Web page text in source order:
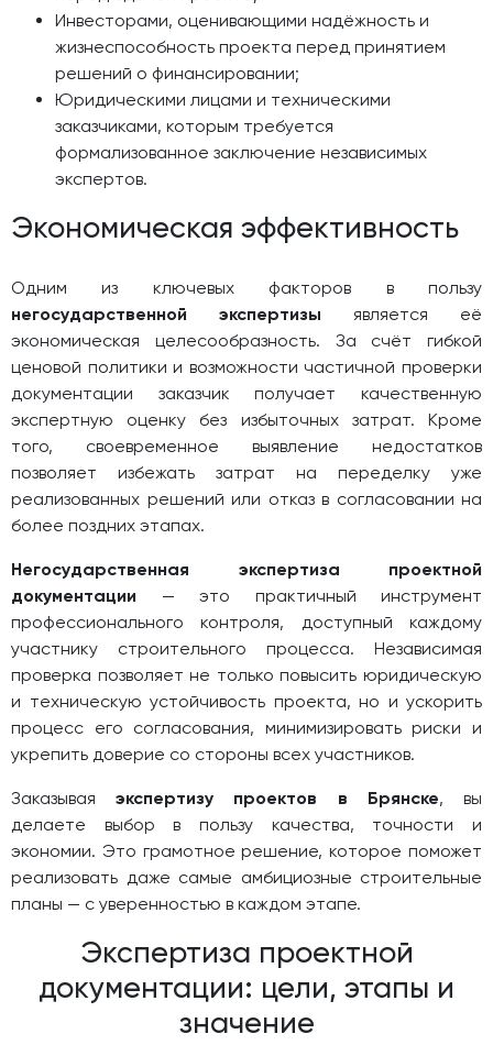
Инвесторами, оценивающими надёжность и
жизнеспособность проекта перед принятием
решений о финансировании;
Юридическими лицами и техническими
заказчиками, которым требуется
формализованное заключение независимых
экспертов.
Экономическая эффективность
Одним из ключевых факторов в пользу
негосударственной экспертизы является её
экономическая целесообразность. За счёт гибкой
ценовой политики и возможности частичной проверки
документации заказчик получает качественную
экспертную оценку без избыточных затрат. Кроме
того, своевременное выявление недостатков
позволяет избежать затрат на переделку уже
реализованных решений или отказ в согласовании на
более поздних этапах.
Негосударственная экспертиза проектной
документации — это практичный инструмент
профессионального контроля, доступный каждому
участнику строительного процесса. Независимая
проверка позволяет не только повысить юридическую
и техническую устойчивость проекта, но и ускорить
процесс его согласования, минимизировать риски и
укрепить доверие со стороны всех участников.
Заказываяэкспертизу проектов в Брянске, вы
делаете выбор в пользу качества, точности и
экономии. Это грамотное решение, которое поможет
реализовать даже самые амбициозные строительные
планы — с уверенностью в каждом этапе.
Экспертиза проектной
документации: цели, этапы и
значение